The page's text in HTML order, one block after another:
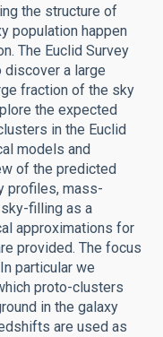
the structure of
population happen
The Euclid Survey
a large
fraction of the sky
the expected
in the Euclid
models and
of the predicted
profiles, mass-
filling as a
approximations for
provided. The focus
particular we
proto-clusters
in the galaxy
are used as